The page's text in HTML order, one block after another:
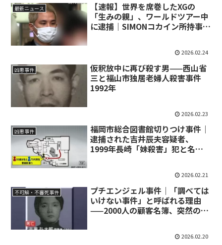
最新ニュース
【速報】世界を席巻したXGの
「生みの親」、ワールドツアー中
に逮捕｜SIMONコカイン所持事件
2026.02.24
凶悪事件
仮釈放中に再び殺す男——西山省
三と福山市独居老婦人殺害事件
1992年
2026.02.23
凶悪事件
福岡市総合図書館切りつけ事件｜
逮捕された吉井辰夫容疑者、
1999年長崎「妹殺害」犯と名
2026.02.21
不可解・不審死事件
プチエンジェル事件｜「調べては
いけない事件」と呼ばれる理由
——2000人の顧客名簿、突然の捜
2026.02.20